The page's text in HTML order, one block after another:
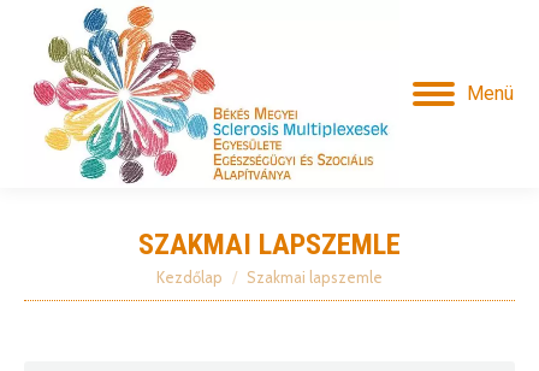
Menü
SZAKMAI LAPSZEMLE
Itt vagy:
Kezdőlap Szakmai lapszemle